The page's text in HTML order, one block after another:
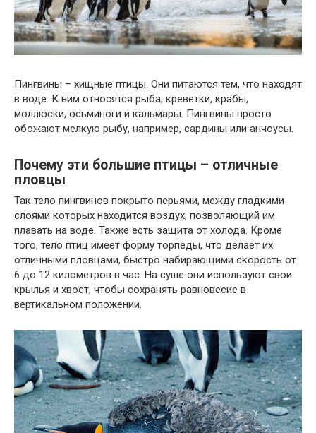
Пингвины – хищные птицы. Они питаются тем, что находят
в воде. К ним относятся рыба, креветки, крабы,
моллюски, осьминоги и кальмары. Пингвины просто
обожают мелкую рыбу, например, сардины или анчоусы.
Почему эти большие птицы – отличные
пловцы
Так тело пингвинов покрыто перьями, между гладкими
слоями которых находится воздух, позволяющий им
плавать на воде. Также есть защита от холода. Кроме
того, тело птиц имеет форму торпеды, что делает их
отличными пловцами, быстро набирающими скорость от
6 до 12 километров в час. На суше они используют свои
крылья и хвост, чтобы сохранять равновесие в
вертикальном положении.